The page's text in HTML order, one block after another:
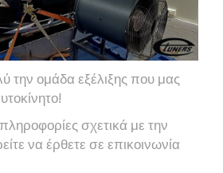
την ομάδα εξέλιξης που μας
σχετικά με την
να έρθετε σε επικοινωνία